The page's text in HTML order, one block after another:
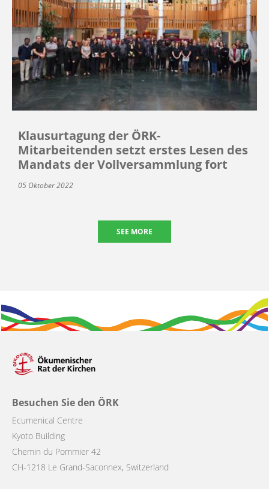
Klausurtagung der ÖRK-
Mitarbeitenden setzt erstes Lesen des
Mandats der Vollversammlung fort
05 Oktober 2022
SEE MORE
Besuchen Sie den ÖRK
Ecumenical Centre
Kyoto Building
Chemin du Pommier 42
CH-1218 Le Grand-Saconnex, Switzerland